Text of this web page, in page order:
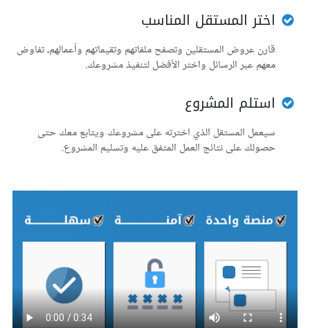
اختر المستقل المناسب
قارن عروض المستقلين وتصفح ملفاتهم وتقيماتهم وأعمالهم، تفاوض
معهم عبر الرسائل واختر الأفضل لتنفيذ مشروعك.
استلم المشروع
سيعمل المستقل الذي اخترته على مشروعك ويتابع معك حتى
حصولك على نتائج العمل المتفق عليه وتسليم المشروع.